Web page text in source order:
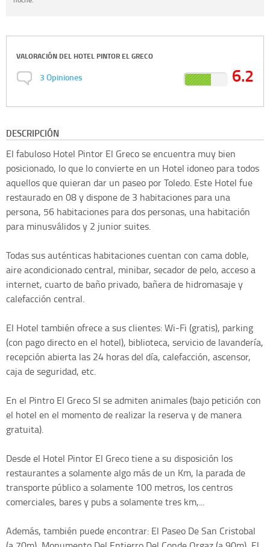
VALORACIÓN DEL HOTEL PINTOR EL GRECO
3Opiniones 6.2
DESCRIPCIÓN
El fabuloso Hotel Pintor El Greco se encuentra muy bien
posicionado, lo que lo convierte en un Hotel idoneo para todos
aquellos que quieran dar un paseo por Toledo. Este Hotel fue
restaurado en 08 y dispone de 3 habitaciones para una
persona, 56 habitaciones para dos personas, una habitación
para minusválidos y 2 junior suites.
Todas sus auténticas habitaciones cuentan con cama doble,
aire acondicionado central, minibar, secador de pelo, acceso a
internet, cuarto de baño privado, bañera de hidromasaje y
calefacción central.
El Hotel también ofrece a sus clientes: Wi-Fi (gratis), parking
(con pago directo en el hotel), biblioteca, servicio de lavandería,
recepción abierta las 24 horas del día, calefacción, ascensor,
caja de seguridad, etc.
En el Pintro El Greco SI se admiten animales (bajo petición con
el hotel en el momento de realizar la reserva y de manera
gratuita).
Desde el Hotel Pintor El Greco tiene a su disposición los
restaurantes a solamente algo más de un Km, la parada de
transporte público a solamente 100 metros, los centros
comerciales, bares y pubs a solamente tres km,...
Además, también puede encontrar: El Paseo De San Cristobal